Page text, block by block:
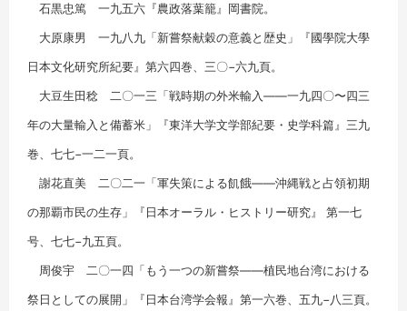
石黒忠篤 一九五六『農政落葉籠』岡書院。
大原康男 一九八九「新嘗祭献穀の意義と歴史」『國學院大學
日本文化研究所紀要』第六四巻、三〇−六九頁。
大豆生田稔 二〇一三「戦時期の外米輸入――一九四〇〜四三
年の大量輸入と備蓄米」『東洋大学文学部紀要・史学科篇』三九
巻、七七−一二一頁。
謝花直美 二〇二一「軍失策による飢餓――沖縄戦と占領初期
の那覇市民の生存」『日本オーラル・ヒストリー研究』 第一七
号、七七−九五頁。
周俊宇 二〇一四「もう一つの新嘗祭――植民地台湾における
祭日としての展開」『日本台湾学会報』第一六巻、五九−八三頁。